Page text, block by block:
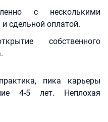
с несколькими
сдельной оплатой.
собственного
пика карьеры
4-5 лет. Неплохая